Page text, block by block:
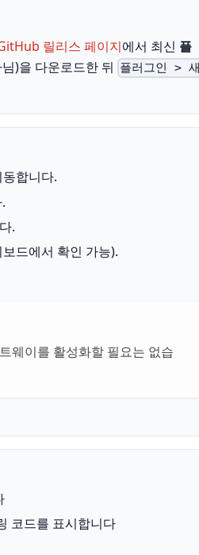
릴리스 페이지에서 최신 플
)을 다운로드한 뒤 플러그인 > 새
동합니다.
.
드에서 확인 가능).
웨이를 활성화할 필요는 없습
코드를 표시합니다